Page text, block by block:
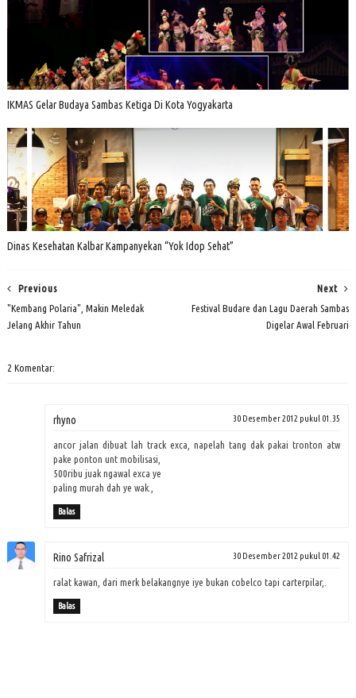
IKMAS Gelar Budaya Sambas Ketiga Di Kota Yogyakarta
Dinas Kesehatan Kalbar Kampanyekan “Yok Idop Sehat”
Next
Festival Budare dan Lagu Daerah Sambas
Digelar Awal Februari
Previous
"Kembang Polaria", Makin Meledak
Jelang Akhir Tahun
2 Komentar:
rhyno 30 Desember 2012 pukul 01.35
ancor jalan dibuat lah track exca, napelah tang dak pakai tronton atw
pake ponton unt mobilisasi,
500ribu juak ngawal exca ye
paling murah dah ye wak.,
Balas
Rino Safrizal 30 Desember 2012 pukul 01.42
ralat kawan, dari merk belakangnye iye bukan cobelco tapi carterpilar,.
Balas